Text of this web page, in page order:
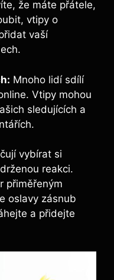
že máte přátele,
vtipy o
vaší
Mnoho lidí sdílí
Vtipy mohou
sledujících a
vybírat si
reakci.
přiměřeným
oslavy zásnub
a přidejte